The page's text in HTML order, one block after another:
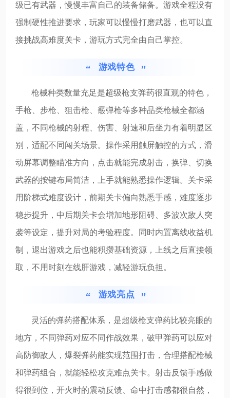
级已有武器，慢慢丰富自己的装备储备。游戏全程没有
强制硬性推进要求，玩家可以慢慢打磨武器，也可以直
接挑战高难度关卡，游玩方式完全由自己掌控。
游戏特色
枪械种类数量充足是超级枪支弹药很直观的特色，
手枪、步枪、狙击枪、霰弹枪等多种品类枪械全都涵
盖，不同枪械的射程、伤害、射速和后坐力有着明显区
别，适配不同闯关场景。操作采用触屏触控的方式，滑
动屏幕调整瞄准方向，点击就能完成射击，换弹、切换
武器的按键布局简洁，上手就能熟悉操作逻辑。关卡采
用阶梯式难度设计，前期关卡偏向熟悉手感，难度逐步
稳步提升，中后期关卡会增加地形阻碍、多波次敌人突
袭等设定，提升对局的考验程度。同时内置离线收益机
制，退出游戏之后也能积攒基础资源，上线之后直接领
取，不用时刻在线肝游戏，减轻游玩负担。
游戏亮点
灵活的弹药搭配体系，是超级枪支弹药比较亮眼的
地方，不同弹药对应不同作战效果，破甲弹药可以应对
高防御敌人，爆裂弹药能实现范围打击，合理搭配枪械
和弹药组合，就能轻松攻克难点关卡。射击反馈手感做
得很到位，开火时的震动反馈、命中打击感都很自然，